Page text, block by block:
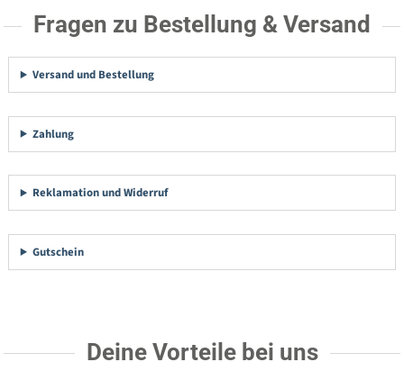
Fragen zu Bestellung & Versand
Versand und Bestellung
Zahlung
Reklamation und Widerruf
Gutschein
Deine Vorteile bei uns